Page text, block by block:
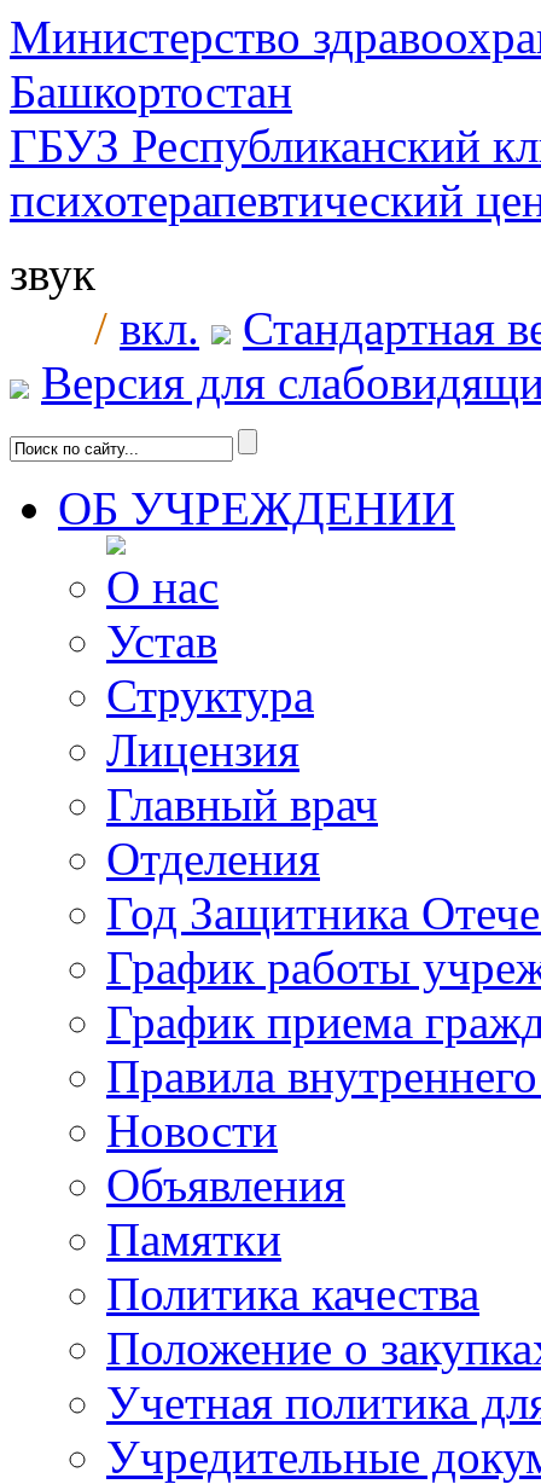
Министерство
Башкортостан
ГБУЗ Республиканский
психотерапевтический
звук
/ вкл.
Стандартная
Версия для
ОБ УЧРЕЖДЕНИИ
О нас
Устав
Структура
Лицензия
Главный врач
Отделения
Год Защитника
График работы
График приема
Правила
Новости
Объявления
Памятки
Политика качества
Положение о
Учетная политика
Учредительные